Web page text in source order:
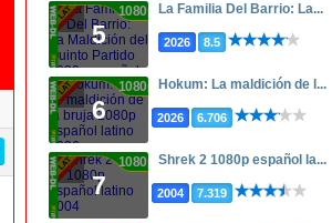
5
1080p La Familia Del Barrio: La...
2026 8.5
6
1080p Hokum: La maldición de l...
2026 6.706
7
1080p Shrek 2 1080p español la...
2004 7.319